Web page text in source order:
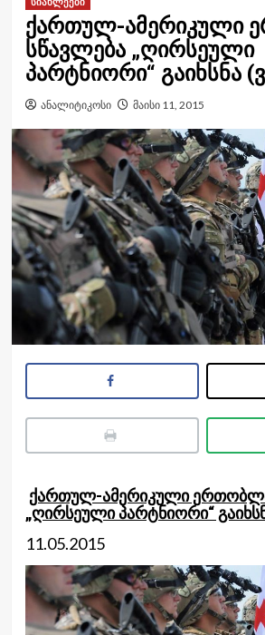
ქართულ-ამერიკული
სწავლება „ღირსეული
პარტნიორი“ გაიხსნა
ანალიტიკოსი მაისი 11, 2015
ქართულ-ამერიკული
„ღირსეული პარტნიორი“
11.05.2015